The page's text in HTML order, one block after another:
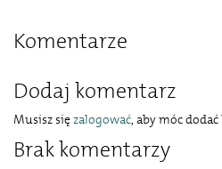
Komentarze
Dodaj komentarz
Musisz sięzalogować, aby móc
Brak komentarzy